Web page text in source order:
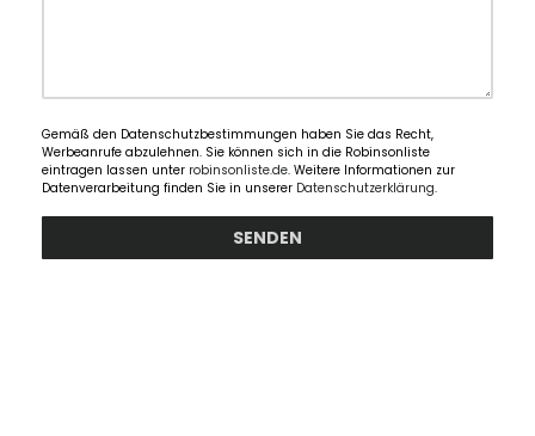
Gemäß den Datenschutzbestimmungen haben Sie das Recht,
Werbeanrufe abzulehnen. Sie können sich in die Robinsonliste
eintragen lassen unter robinsonliste.de. Weitere Informationen zur
Datenverarbeitung finden Sie in unserer Datenschutzerklärung.